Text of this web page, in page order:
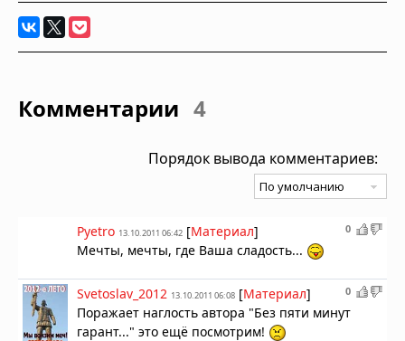
Комментарии 4
Порядок вывода комментариев:
0
Pyetro 13.10.2011 06:42 [Материал]
Мечты, мечты, где Ваша сладость...
0
Svetoslav_2012 13.10.2011 06:08 [Материал]
Поражает наглость автора "Без пяти минут
гарант..." это ещё посмотрим!